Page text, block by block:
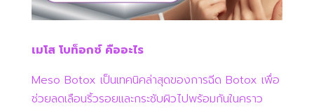
เมโส โบท็อกซ์ คืออะไร
Meso Botox เป็นเทคนิคล่าสุดของการฉีด Botox เพื่อ
ช่วยลดเลือนริ้วรอยและกระชับผิวไปพร้อมกันในคราว